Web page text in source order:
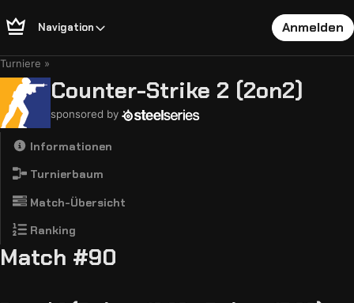
Navigation Anmelden
Turniere
Counter-Strike 2 (2on2)
sponsored by
Informationen
Turnierbaum
Match-Übersicht
Ranking
Match #90